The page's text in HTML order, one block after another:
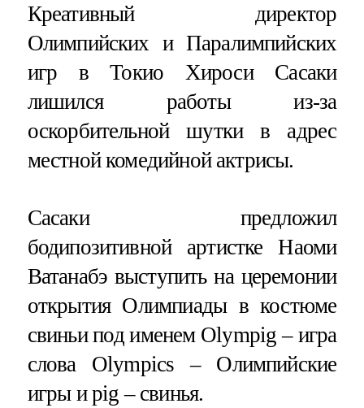
Креативный директор
Олимпийских и Паралимпийских
игр в Токио Хироси Сасаки
лишился работы из-за
оскорбительной шутки в адрес
местной комедийной актрисы.
Сасаки предложил
бодипозитивной артистке Наоми
Ватанабэ выступить на церемонии
открытия Олимпиады в костюме
свиньи под именем Olympig – игра
слова Olympics – Олимпийские
игры и pig – свинья.